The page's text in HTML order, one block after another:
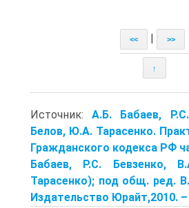
<< >>
↑
Источник:А.Б. Бабаев,
Белов, Ю.А. Тарасенко.
Гражданского кодекса РФ
Бабаев, Р.С. Бевзенко,
Тарасенко); под общ. ред.
Издательство Юрайт,2010. –